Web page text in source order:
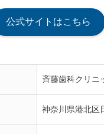
公式サイトはこちら
斉藤歯科クリニ
神奈川県港北区